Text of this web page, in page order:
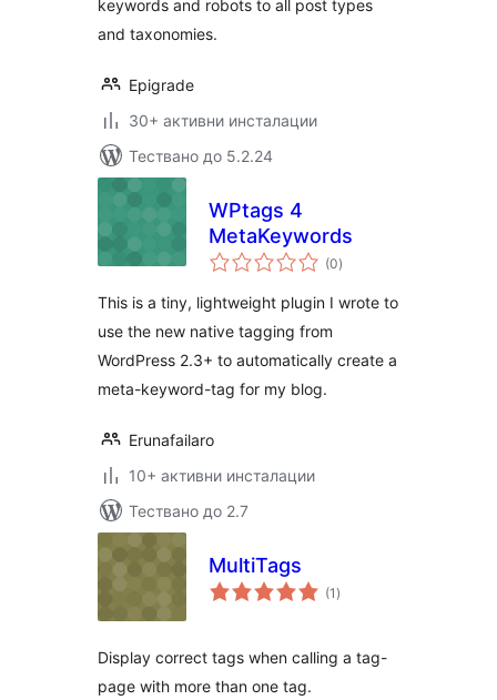
keywords and robots to all post types
and taxonomies.
Epigrade
30+ активни инсталации
Тествано до 5.2.24
WPtags 4
MetaKeywords
(0общо
оценки
)
This is a tiny, lightweight plugin I wrote to
use the new native tagging from
WordPress 2.3+ to automatically create a
meta-keyword-tag for my blog.
Erunafailaro
10+ активни инсталации
Тествано до 2.7
MultiTags
(1 общо
оценки
)
Display correct tags when calling a tag-
page with more than one tag.